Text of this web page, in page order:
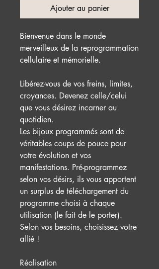
Ajouter au panier
Bienvenue dans le monde
merveilleux de la reprogrammation
cellulaire et mémorielle.
Libérez-vous de vos freins, limites,
croyances. Devenez celle/celui
que vous désirez incarner au
quotidien.
Les bijoux programmés sont de
véritables coups de pouce pour
votre évolution et vos
manifestations. Pré-programmez
selon vos désirs, ils vous apportent
un surplus de téléchargement du
programme choisi à chaque
utilisation (le fait de le porter).
Selon vos besoins, choisissez votre
allié !
Réalisation